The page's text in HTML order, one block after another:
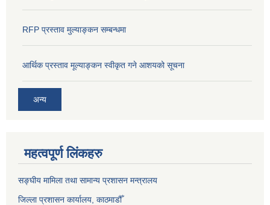
RFP प्रस्ताव मुल्याङ्कन सम्बन्धमा
आर्थिक प्रस्ताव मूल्याङ्कन स्वीकृत गने आशयको सूचना
अन्य
महत्वपूर्ण लिंकहरु
सङ्‍घीय मामिला तथा सामान्य प्रशासन मन्त्रालय
जिल्ला प्रशासन कार्यालय, काठमाडौँ